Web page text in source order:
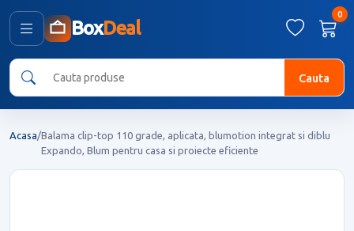
BoxDeal
0
Cauta
Acasa/Balama clip-top 110 grade, aplicata, blumotion integrat si diblu
Expando, Blum pentru casa si proiecte eficiente